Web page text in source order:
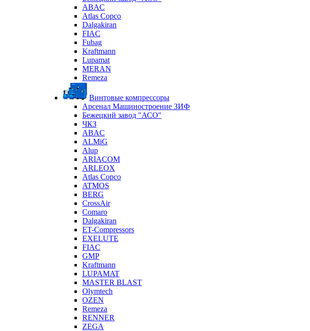
ABAC
Atlas Copco
Dalgakiran
FIAC
Fubag
Kraftmann
Lupamat
MERAN
Remeza
Винтовые компрессоры
Арсенал Машиностроение ЗИФ
Бежецкий завод "АСО"
ЧКЗ
ABAC
ALMiG
Alup
ARIACOM
ARLEOX
Atlas Copco
ATMOS
BERG
CrossAir
Comaro
Dalgakiran
ET-Compressors
EXELUTE
FIAC
GMP
Kraftmann
LUPAMAT
MASTER BLAST
Olymtech
OZEN
Remeza
RENNER
ZEGA